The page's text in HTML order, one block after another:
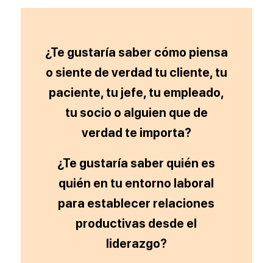
¿Te gustaría saber cómo piensa
o siente de verdad tu cliente, tu
paciente, tu jefe, tu empleado,
tu socio o alguien que de
verdad te importa?
¿Te gustaría saber quién es
quién en tu entorno laboral
para establecer relaciones
productivas desde el
liderazgo?